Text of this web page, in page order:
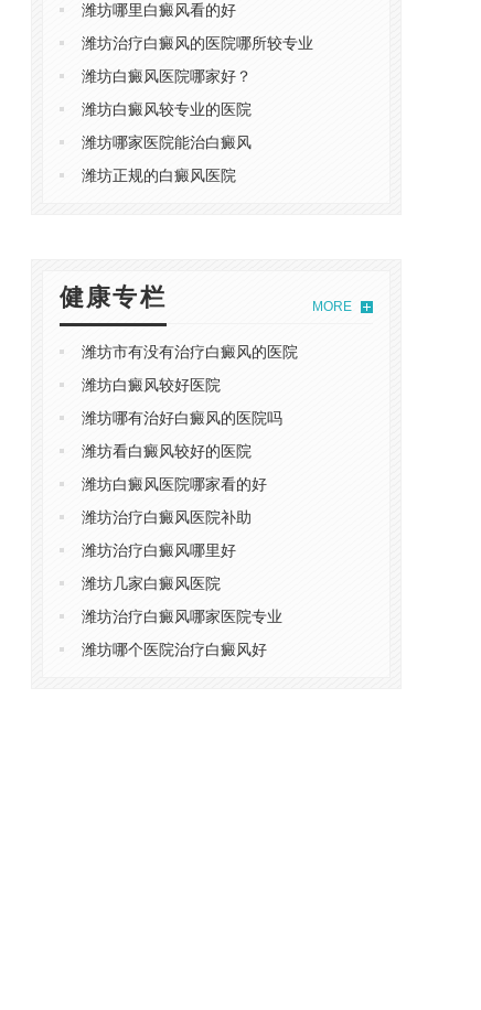
潍坊哪里白癜风看的好
潍坊治疗白癜风的医院哪所较专业
潍坊白癜风医院哪家好？
潍坊白癜风较专业的医院
潍坊哪家医院能治白癜风
潍坊正规的白癜风医院
健康专栏 MORE
潍坊市有没有治疗白癜风的医院
潍坊白癜风较好医院
潍坊哪有治好白癜风的医院吗
潍坊看白癜风较好的医院
潍坊白癜风医院哪家看的好
潍坊治疗白癜风医院补助
潍坊治疗白癜风哪里好
潍坊几家白癜风医院
潍坊治疗白癜风哪家医院专业
潍坊哪个医院治疗白癜风好